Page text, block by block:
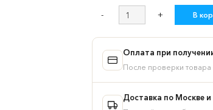
Количество
ИКЕА
ПАКС
75х58х233
В
Оплата при
После проверки
Доставка по Москве